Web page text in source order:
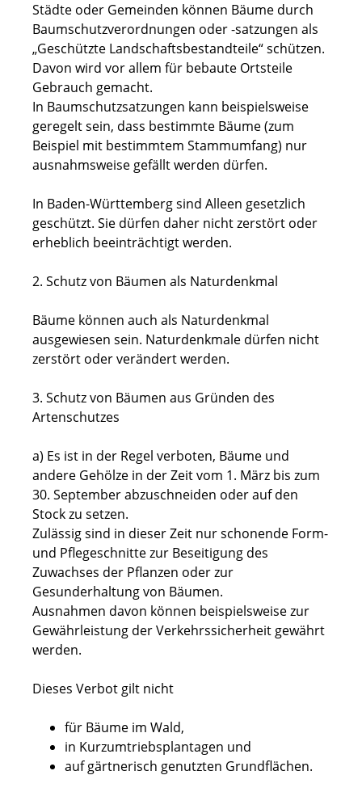
Städte oder Gemeinden können Bäume durch
Baumschutzverordnungen oder -satzungen als
„Geschützte Landschaftsbestandteile“ schützen.
Davon wird vor allem für bebaute Ortsteile
Gebrauch gemacht.
In Baumschutzsatzungen kann beispielsweise
geregelt sein, dass bestimmte Bäume(zum
Beispiel mit bestimmtem Stammumfang) nur
ausnahmsweise gefällt werden dürfen.
In Baden-Württemberg sind Alleen gesetzlich
geschützt. Sie dürfen daher nicht zerstört oder
erheblich beeinträchtigt werden.
2. Schutz von Bäumen als Naturdenkmal
Bäume können auch als Naturdenkmal
ausgewiesen sein. Naturdenkmale dürfen nicht
zerstört oder verändert werden.
3. Schutz von Bäumen aus Gründen des
Artenschutzes
a) Es ist in der Regel verboten, Bäume und
andere Gehölze in der Zeit vom 1. März bis zum
30. September abzuschneiden oder auf den
Stock zu setzen.
Zulässig sind in dieser Zeit nur schonende Form-
und Pflegeschnitte zur Beseitigung des
Zuwachses der Pflanzen oder zur
Gesunderhaltung von Bäumen.
Ausnahmen davon können beispielsweise zur
Gewährleistung der Verkehrssicherheit gewährt
werden.
Dieses Verbot gilt nicht
für Bäume im Wald,
in Kurzumtriebsplantagen und
auf gärtnerisch genutzten Grundflächen.